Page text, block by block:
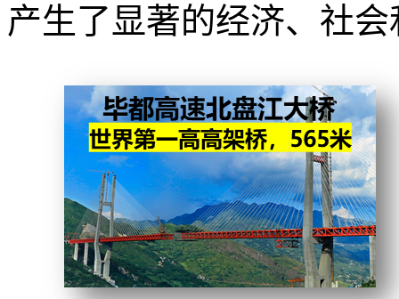
产生了显著的经济、社